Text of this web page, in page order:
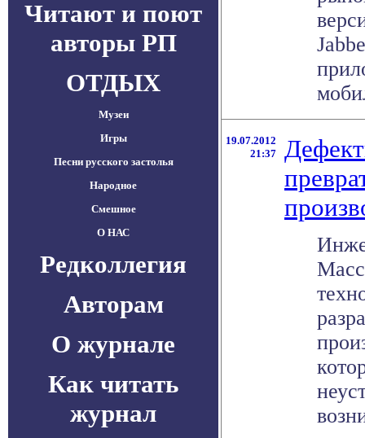
Читают и поют
авторы РП
ОТДЫХ
Музеи
Игры
Песни русского застолья
Народное
Смешное
О НАС
Редколлегия
Авторам
О журнале
Как читать
журнал
19.07.2012
21:37